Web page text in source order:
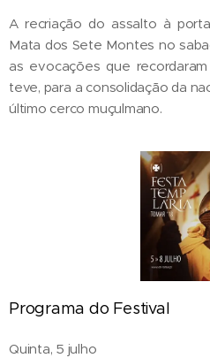
A recriação do assalto à
Mata dos Sete Montes no
as evocações que
teve, para a consolidação da
último cerco muçulmano.
Programa do Festival
Quinta, 5 julho